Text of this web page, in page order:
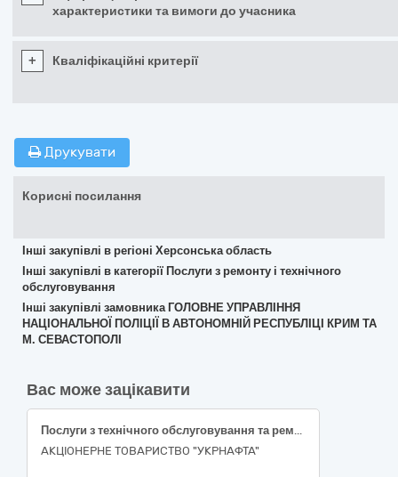
характеристики та вимоги до учасника
+ Кваліфікаційні критерії
Друкувати
Корисні посилання
Інші закупівлі в регіоні Херсонська область
Інші закупівлі в категорії Послуги з ремонту і технічного
обслуговування
Інші закупівлі замовника ГОЛОВНЕ УПРАВЛІННЯ
НАЦІОНАЛЬНОЇ ПОЛІЦІЇ В АВТОНОМНІЙ РЕСПУБЛІЦІ КРИМ ТА
М. СЕВАСТОПОЛІ
Вас може зацікавити
Послуги з технічного обслуговування та ремонту автомобіля FORD TRANSIT для Управління транспорту АТ «Укрнафта»
АКЦІОНЕРНЕ ТОВАРИСТВО "УКPНAФТА"